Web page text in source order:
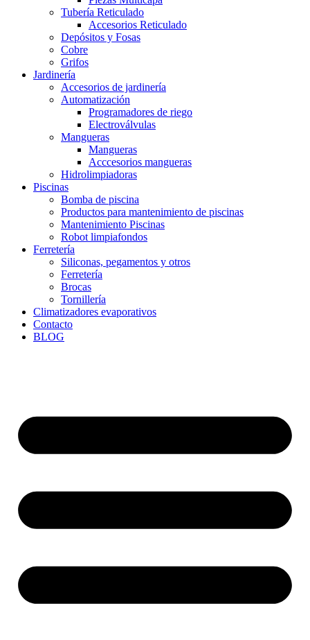
Tubería Reticulado
Accesorios Reticulado
Depósitos y Fosas
Cobre
Grifos
Jardinería
Accesorios de jardinería
Automatización
Programadores de riego
Electroválvulas
Mangueras
Mangueras
Acccesorios mangueras
Hidrolimpiadoras
Piscinas
Bomba de piscina
Productos para mantenimiento de piscinas
Mantenimiento Piscinas
Robot limpiafondos
Ferretería
Siliconas, pegamentos y otros
Ferretería
Brocas
Tornillería
Climatizadores evaporativos
Contacto
BLOG